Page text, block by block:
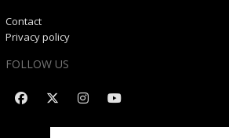
Contact
Privacy policy
FOLLOW US